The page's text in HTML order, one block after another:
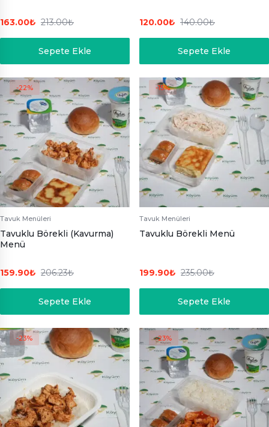
213.00₺
163.00₺
Sepete Ekle
140.00₺
120.00₺
Sepete Ekle
-22%
Tavuk Menüleri
Tavuklu Börekli (Kavurma)
Menü
206.23₺
159.90₺
Sepete Ekle
-15%
Tavuk Menüleri
Tavuklu Börekli Menü
235.00₺
199.90₺
Sepete Ekle
-23% -23%